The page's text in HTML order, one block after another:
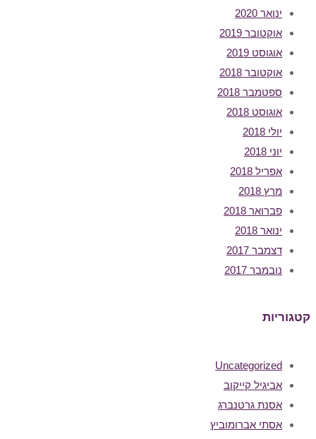
ינואר 2020
אוקטובר 2019
אוגוסט 2019
אוקטובר 2018
ספטמבר 2018
אוגוסט 2018
יולי 2018
יוני 2018
אפריל 2018
מרץ 2018
פברואר 2018
ינואר 2018
דצמבר 2017
נובמבר 2017
קטגוריות
Uncategorized
אביגיל קייקוב
אסנת גרטנברג
אסתי אברומוביץ